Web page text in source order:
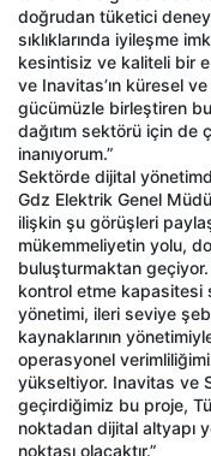
doğrudan tüketici
sıklıklarında iyileşme
kesintisiz ve kaliteli bir
ve Inavitas’ın küresel
gücümüzle birleştiren
dağıtım sektörü için de
inanıyorum.”
Sektörde dijital
Gdz Elektrik Genel
ilişkin şu görüşleri
mükemmeliyetin yolu,
buluşturmaktan
kontrol etme kapasitesi
yönetimi, ileri seviye
kaynaklarının
operasyonel
yükseltiyor. Inavitas ve
geçirdiğimiz bu proje,
noktadan dijital altyapı
noktası olacaktır.”